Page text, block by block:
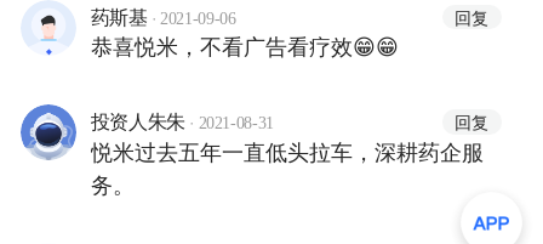
药斯基 · 2021-09-06 回复
恭喜悦米，不看广告看疗效😁😁
投资人朱朱 · 2021-08-31 回复
悦米过去五年一直低头拉车，深耕药企服
务。